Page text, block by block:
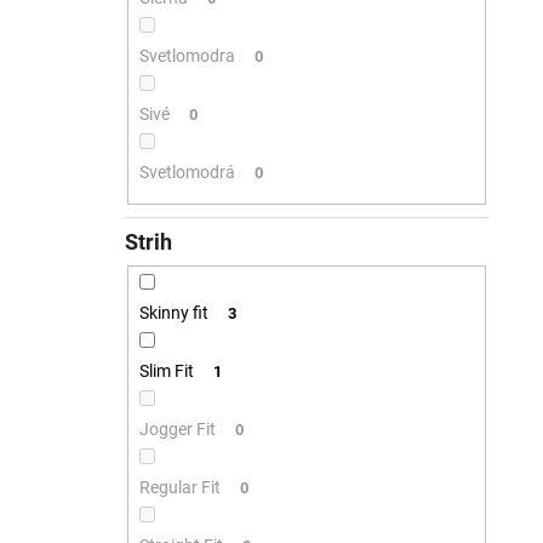
Svetlomodra 0
Sivé 0
Svetlomodrá 0
Strih
Skinny fit 3
Slim Fit 1
Jogger Fit 0
Regular Fit 0